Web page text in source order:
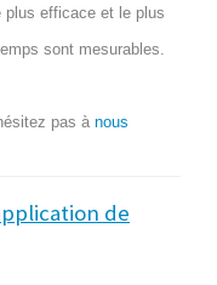
plus efficace et le plus
sont mesurables.
pas à nous
de